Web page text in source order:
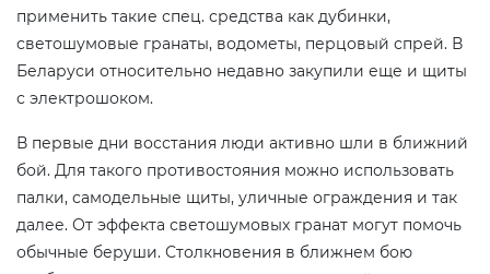
применить такие спец. средства как дубинки,
светошумовые гранаты, водометы, перцовый спрей. В
Беларуси относительно недавно закупили еще и щиты
с электрошоком.
В первые дни восстания люди активно шли в ближний
бой. Для такого противостояния можно использовать
палки, самодельные щиты, уличные ограждения и так
далее. От эффекта светошумовых гранат могут помочь
обычные беруши. Столкновения в ближнем бою